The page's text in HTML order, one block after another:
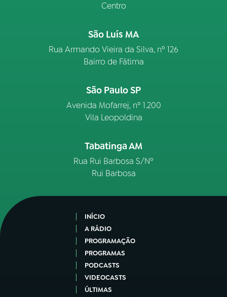
Centro
São Luís MA
Rua Armando Vieira da Silva, nº 126
Bairro de Fátima
São Paulo SP
Avenida Mofarrej, nº 1.200
Vila Leopoldina
Tabatinga AM
Rua Rui Barbosa S/Nº
Rui Barbosa
INÍCIO
A RÁDIO
PROGRAMAÇÃO
PROGRAMAS
PODCASTS
VIDEOCASTS
ÚLTIMAS